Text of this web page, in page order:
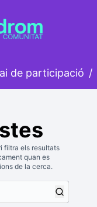
de participació /
filtra els resultats
quan es
de la cerca.